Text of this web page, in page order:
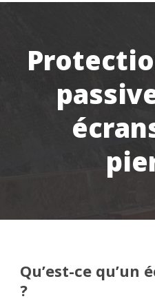
Qu’est-ce qu’un
?